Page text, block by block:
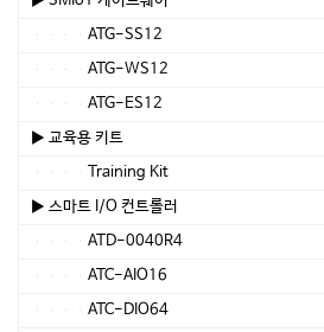
ATG-SS12
ATG-WS12
ATG-ES12
▶ 교육용 키트
Training Kit
▶ 스마트 I/O 컨트롤러
ATD-0040R4
ATC-AIO16
ATC-DIO64